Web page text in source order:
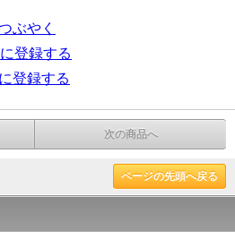
ぶやく
登録する
登録する
次の商品へ
ページの先頭へ戻る